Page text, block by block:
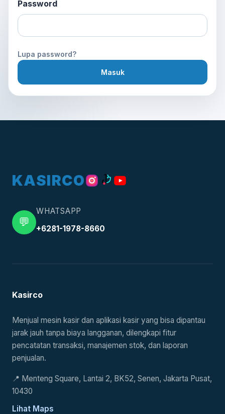
Password
Lupa password?
Masuk
KASIRCO
💬
WHATSAPP
+6281-1978-8660
Kasirco
Menjual mesin kasir dan aplikasi kasir yang bisa dipantau
jarak jauh tanpa biaya langganan, dilengkapi fitur
pencatatan transaksi, manajemen stok, dan laporan
penjualan.
📍 Menteng Square, Lantai 2, BK52, Senen, Jakarta Pusat,
10430
Lihat Maps